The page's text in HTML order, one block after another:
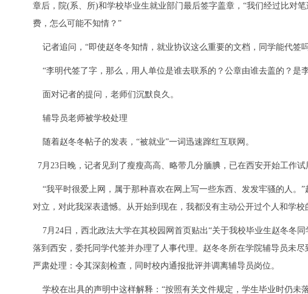
章后，院(系、所)和学校毕业生就业部门最后签字盖章，“我们经过比对
费，怎么可能不知情？”
记者追问，“即使赵冬冬知情，就业协议这么重要的文档，同学能代签
“李明代签了字，那么，用人单位是谁去联系的？公章由谁去盖的？是
面对记者的提问，老师们沉默良久。
辅导员老师被学校处理
随着赵冬冬帖子的发表，“被就业”一词迅速蹿红互联网。
7月23日晚，记者见到了瘦瘦高高、略带几分腼腆，已在西安开始工作试
“我平时很爱上网，属于那种喜欢在网上写一些东西、发发牢骚的人。
对立，对此我深表遗憾。从开始到现在，我都没有主动公开过个人和学校
7月24日，西北政法大学在其校园网首页贴出“关于我校毕业生赵冬冬
落到西安，委托同学代签并办理了人事代理。赵冬冬所在学院辅导员未
严肃处理：令其深刻检查，同时校内通报批评并调离辅导员岗位。
学校在出具的声明中这样解释：“按照有关文件规定，学生毕业时仍未